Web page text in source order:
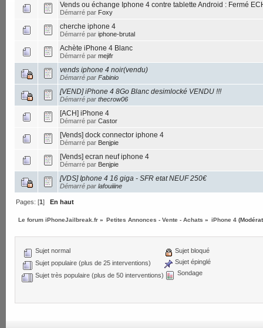
Vends ou échange Iphone 4 contre tablette Android : Fermé
Démarré par Foxy
cherche iphone 4
Démarré par iphone-brutal
Achète iPhone 4 Blanc
Démarré par mejifr
vends iphone 4 noir(vendu)
Démarré par Fabinio
[VEND] iPhone 4 8Go Blanc desimlocké VENDU !!!
Démarré par thecrow06
[ACH] iPhone 4
Démarré par Castor
[Vends] dock connector iphone 4
Démarré par Benjpie
[Vends] ecran neuf iphone 4
Démarré par Benjpie
[VDS] Iphone 4 16 giga - SFR etat NEUF 250€
Démarré par lafouiiine
Pages: [1]En haut
Le forum iPhoneJailbreak.fr » Petites Annonces - Vente - Achats » iPhone 4
Sujet normal
Sujet populaire (plus de 25 interventions)
Sujet très populaire (plus de 50 interventions)
Sujet bloqué
Sujet épinglé
Sondage